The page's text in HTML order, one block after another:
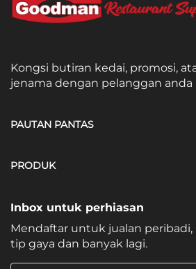
Kongsi butiran kedai, promosi,
jenama dengan pelanggan anda
PAUTAN PANTAS
PRODUK
Inbox untuk perhiasan
Mendaftar untuk jualan peribadi,
tip gaya dan banyak lagi.